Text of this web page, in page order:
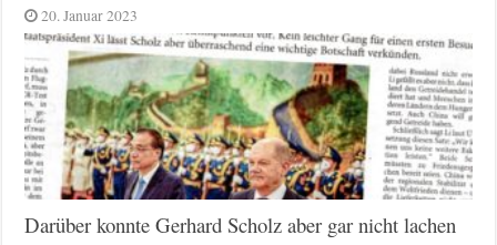
20. Januar 2023
Darüber konnte Gerhard Scholz aber gar nicht lachen